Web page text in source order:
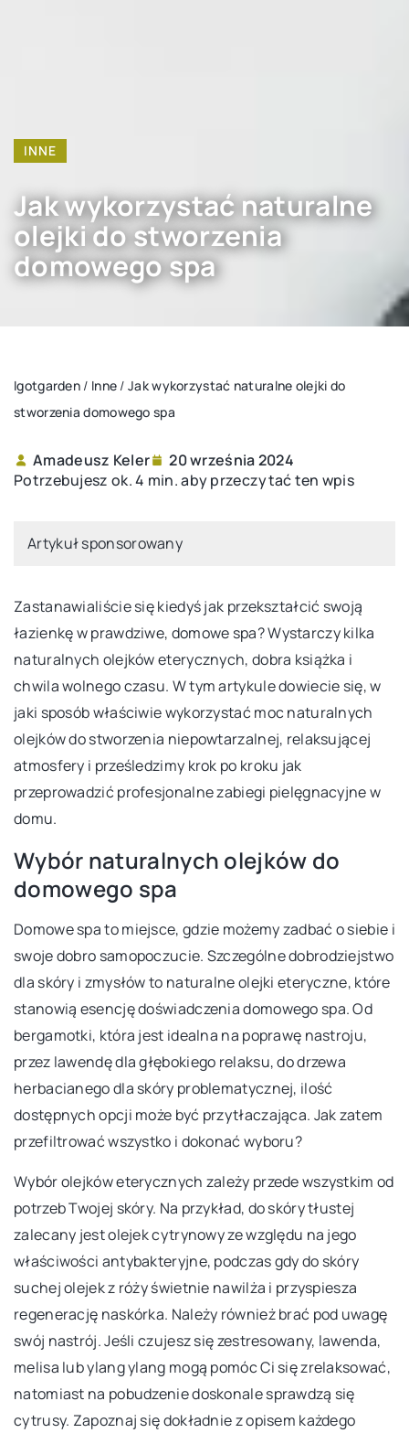
INNE
Jak wykorzystać naturalne
olejki do stworzenia
domowego spa
Igotgarden / Inne /Jak wykorzystać naturalne olejki do
stworzenia domowego spa
Amadeusz Keler
20 września 2024
Potrzebujesz ok. 4 min. aby przeczytać ten wpis
Artykuł sponsorowany
Zastanawialiście się kiedyś jak przekształcić swoją
łazienkę w prawdziwe, domowe spa? Wystarczy kilka
naturalnych olejków eterycznych, dobra książka i
chwila wolnego czasu. W tym artykule dowiecie się, w
jaki sposób właściwie wykorzystać moc naturalnych
olejków do stworzenia niepowtarzalnej, relaksującej
atmosfery i prześledzimy krok po kroku jak
przeprowadzić profesjonalne zabiegi pielęgnacyjne w
domu.
Wybór naturalnych olejków do
domowego spa
Domowe spa to miejsce, gdzie możemy zadbać o siebie i
swoje dobro samopoczucie. Szczególne dobrodziejstwo
dla skóry i zmysłów to naturalne olejki eteryczne, które
stanowią esencję doświadczenia domowego spa. Od
bergamotki, która jest idealna na poprawę nastroju,
przez lawendę dla głębokiego relaksu, do drzewa
herbacianego dla skóry problematycznej, ilość
dostępnych opcji może być przytłaczająca. Jak zatem
przefiltrować wszystko i dokonać wyboru?
Wybór olejków eterycznych zależy przede wszystkim od
potrzeb Twojej skóry. Na przykład, do skóry tłustej
zalecany jest olejek cytrynowy ze względu na jego
właściwości antybakteryjne, podczas gdy do skóry
suchej olejek z róży świetnie nawilża i przyspiesza
regenerację naskórka. Należy również brać pod uwagę
swój nastrój. Jeśli czujesz się zestresowany, lawenda,
melisa lub ylang ylang mogą pomóc Ci się zrelaksować,
natomiast na pobudzenie doskonale sprawdzą się
cytrusy. Zapoznaj się dokładnie z opisem każdego